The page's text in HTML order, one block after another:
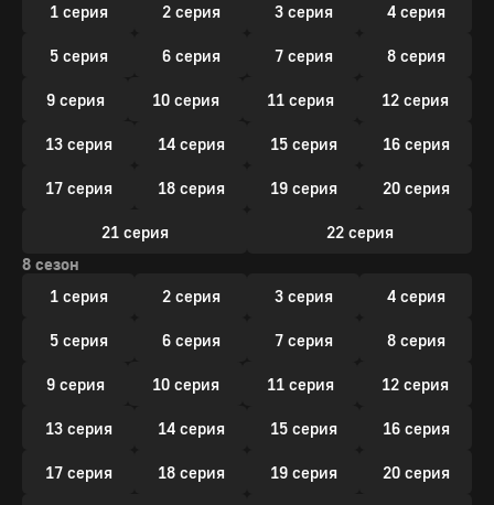
1 серия
2 серия 3 серия 4 серия
5 серия 6 серия 7 серия 8 серия
9 серия 10 серия 11 серия 12 серия
13 серия 14 серия 15 серия 16 серия
17 серия 18 серия 19 серия 20 серия
21 серия
22 серия
8 сезон
1 серия
2 серия 3 серия 4 серия
5 серия 6 серия 7 серия 8 серия
9 серия 10 серия 11 серия 12 серия
13 серия 14 серия 15 серия 16 серия
17 серия 18 серия 19 серия 20 серия